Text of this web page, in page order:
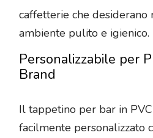
caffetterie che desiderano
ambiente pulito e igienico.
Personalizzabile per
Brand
Il tappetino per bar in
facilmente personalizzato